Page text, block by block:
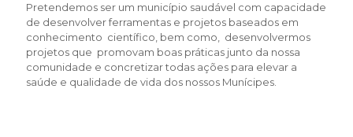
Pretendemos ser um município saudável com capacidade
de desenvolver ferramentas e projetos baseados em
conhecimento científico, bem como, desenvolvermos
projetos que promovam boas práticas junto da nossa
comunidade e concretizar todas ações para elevar a
saúde e qualidade de vida dos nossos Munícipes.